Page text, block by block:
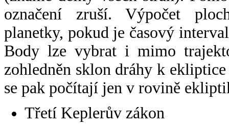
označení zruší. Výpočet
planetky, pokud je časový
Body lze vybrat i mimo
zohledněn sklon dráhy k
se pak počítají jen v rovině
Třetí Keplerův zákon